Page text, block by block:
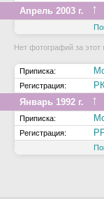
Апрель 2003 г.
↑
Нет фотографий за этот
Приписка:
Регистрация:
Январь 1992 г.
↑
Приписка:
Регистрация: